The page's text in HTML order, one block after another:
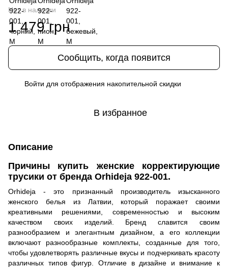
Нет в наличии
1 479 грн
Сообщить, когда появится
Войти для отображения накопительной скидки
В избранное
Описание
Причины купить женские корректирующие
трусики от бренда Orhideja 922-001.
Orhideja - это признанный производитель изысканного
женского белья из Латвии, который поражает своими
креативными решениями, современностью и высоким
качеством своих изделий. Бренд славится своим
разнообразием и элегантным дизайном, а его коллекции
включают разнообразные комплекты, созданные для того,
чтобы удовлетворять различные вкусы и подчеркивать красоту
различных типов фигур. Отличие в дизайне и внимание к